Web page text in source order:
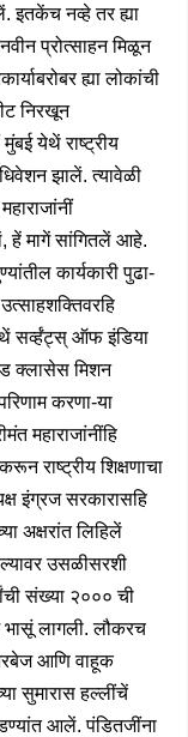
इतकेंच नव्हे तर ह्या
नवीन प्रोत्साहन मिळून
ह्या लोकांची
निरखून
येथें राष्ट्रीय
झालें. त्यावेळी
हें मागें सांगितलें आहे.
कार्यकारी पुढा-
सर्व्हंट्स् ऑफ इंडिया
क्लासेस मिशन
करणा-या
महाराजांनींहि
राष्ट्रीय शिक्षणाचा
इंग्रज सरकारासहि
अक्षरांत लिहिलें
उसळीसरशी
संख्या २००० ची
भासूं लागली. लौकरच
आणि वाहूक
सुमारास हल्लींचें
आलें. पंडितजींना